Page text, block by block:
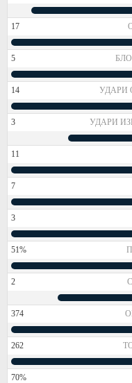
17
5
14 УДАРИ
3 УДАРИ
11
7
3
51%
2
374
262
70%